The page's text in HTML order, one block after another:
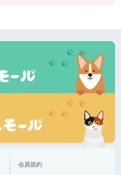
。ピーク外したいですね。
いです。柴犬多いです。ランチ
しゃいで嬉しいです。
パノラマパーク
わっていて、犬達は楽しくお友
楽しんでいました。さすがG
会員規約